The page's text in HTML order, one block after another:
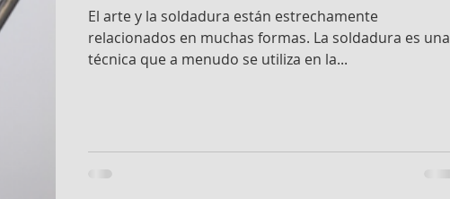
El arte y la soldadura están estrechamente
relacionados en muchas formas. La soldadura es una
técnica que a menudo se utiliza en la...